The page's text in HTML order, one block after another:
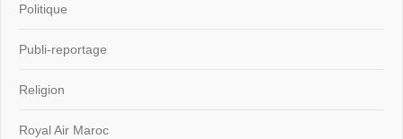
Politique
Publi-reportage
Religion
Royal Air Maroc